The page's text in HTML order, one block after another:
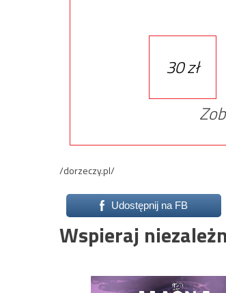
30 zł
/dorzeczy.pl/
Udostępnij na FB
Wspieraj